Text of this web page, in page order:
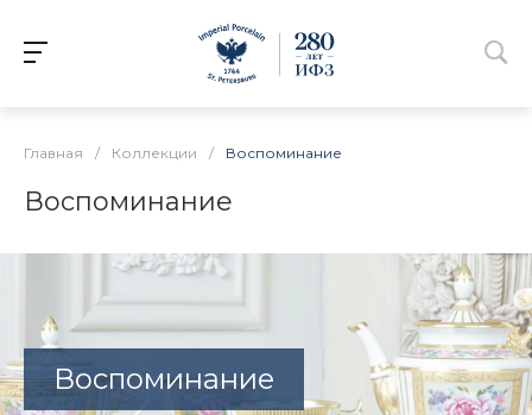
Главная / Коллекции / Воспоминание
Воспоминание
Воспоминание